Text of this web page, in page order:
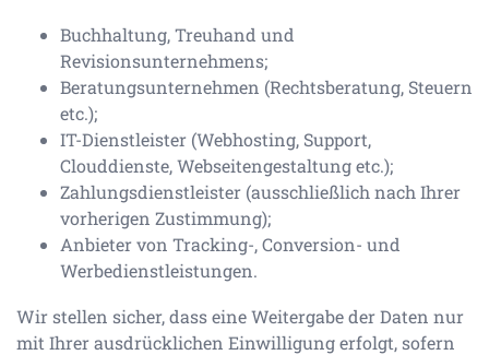
Buchhaltung, Treuhand und
Revisionsunternehmens;
Beratungsunternehmen (Rechtsberatung, Steuern
etc.);
IT-Dienstleister (Webhosting, Support,
Clouddienste, Webseitengestaltung etc.);
Zahlungsdienstleister (ausschließlich nach Ihrer
vorherigen Zustimmung);
Anbieter von Tracking-, Conversion- und
Werbedienstleistungen.
Wir stellen sicher, dass eine Weitergabe der Daten nur
mit Ihrer ausdrücklichen Einwilligung erfolgt, sofern